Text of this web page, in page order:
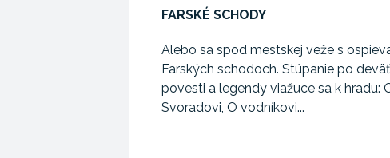
FARSKÉ SCHODY
Alebo sa spod mestskej veže s
Farských schodoch. Stúpanie po
povesti a legendy viažuce sa k hradu:
Svoradovi, O vodníkovi...